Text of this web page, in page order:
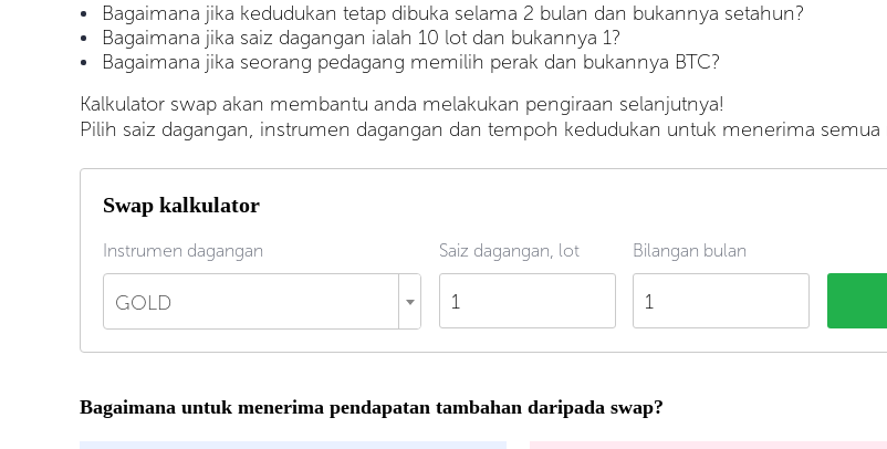
Bagaimana jika kedudukan tetap dibuka selama 2 bulan dan bukannya setahun?
Bagaimana jika saiz dagangan ialah 10 lot dan bukannya 1?
Bagaimana jika seorang pedagang memilih perak dan bukannya BTC?
Kalkulator swap akan membantu anda melakukan pengiraan selanjutnya!
Pilih saiz dagangan, instrumen dagangan dan tempoh kedudukan untuk menerima
Swap kalkulator
Instrumen dagangan
GOLD
Saiz dagangan, lot Bilangan bulan
Bagaimana untuk menerima pendapatan tambahan daripada swap?